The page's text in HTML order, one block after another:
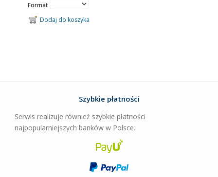
Format
Dodaj do koszyka
Szybkie płatności
Serwis realizuje również szybkie płatności
najpopularniejszych banków w Polsce.